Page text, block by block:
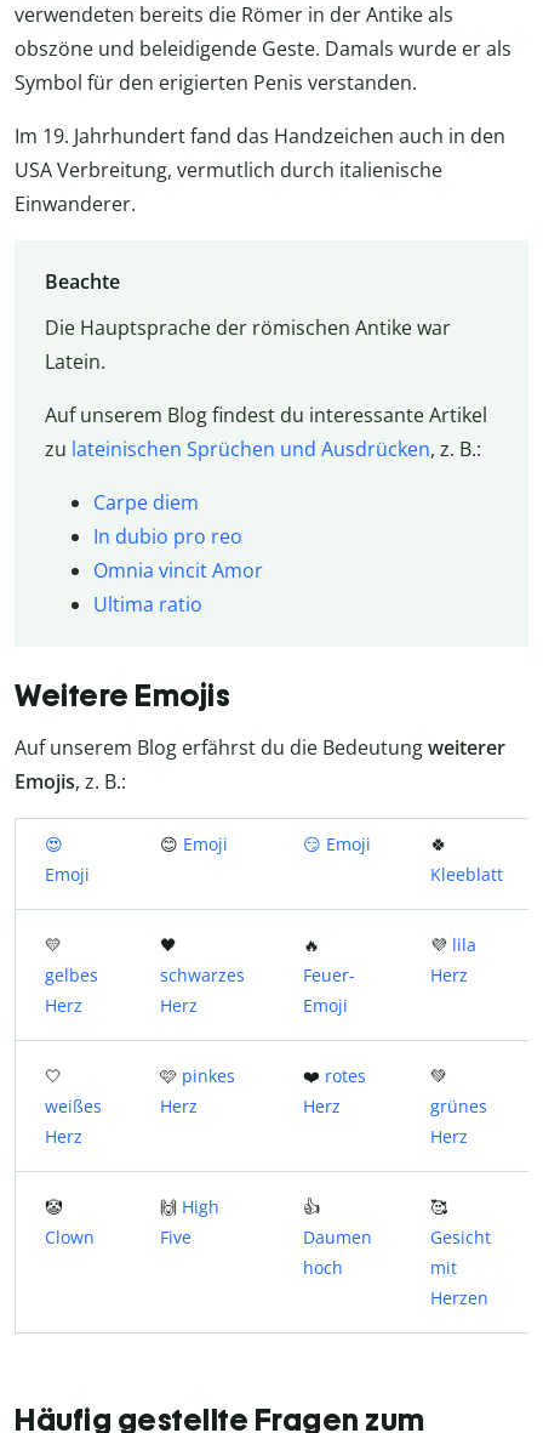
verwendeten bereits die Römer in der Antike als
obszöne und beleidigende Geste. Damals wurde er als
Symbol für den erigierten Penis verstanden.
Im 19. Jahrhundert fand das Handzeichen auch in den
USA Verbreitung, vermutlich durch italienische
Einwanderer.
Beachte
Die Hauptsprache der römischen Antike war
Latein.
Auf unserem Blog findest du interessante Artikel
zu lateinischen Sprüchen und Ausdrücken, z. B.:
Carpe diem
In dubio pro reo
Omnia vincit Amor
Ultima ratio
Weitere Emojis
Auf unserem Blog erfährst du die Bedeutungweiterer
Emojis, z. B.:
😍
Emoji
😊 Emoji 😏 Emoji
🍀
Kleeblatt
💛
gelbes
Herz
🖤
schwarzes
Herz
🔥
Feuer-
Emoji
💜 lila
Herz
🤍
weißes
Herz
🩷 pinkes
Herz
❤️ rotes
Herz
💚
grünes
Herz
🤡
Clown
🙌 High
Five
👍
Daumen
hoch
🥰
Gesicht
mit
Herzen
Häufig gestellte Fragen zum